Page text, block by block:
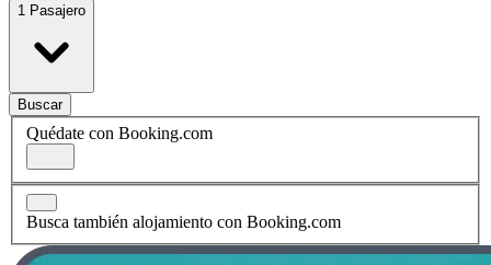
1 Pasajero
Buscar
Quédate con Booking.com
Busca también alojamiento con Booking.com